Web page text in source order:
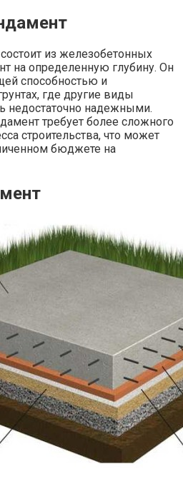
из железобетонных
на определенную глубину. Он
способностью и
где другие виды
недостаточно надежными.
требует более сложного
строительства, что может
бюджете на